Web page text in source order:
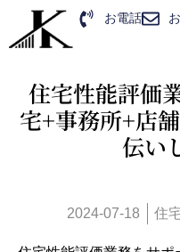
お電話
住宅性能評価
宅+事務所+店
伝い
2024-07-18 住